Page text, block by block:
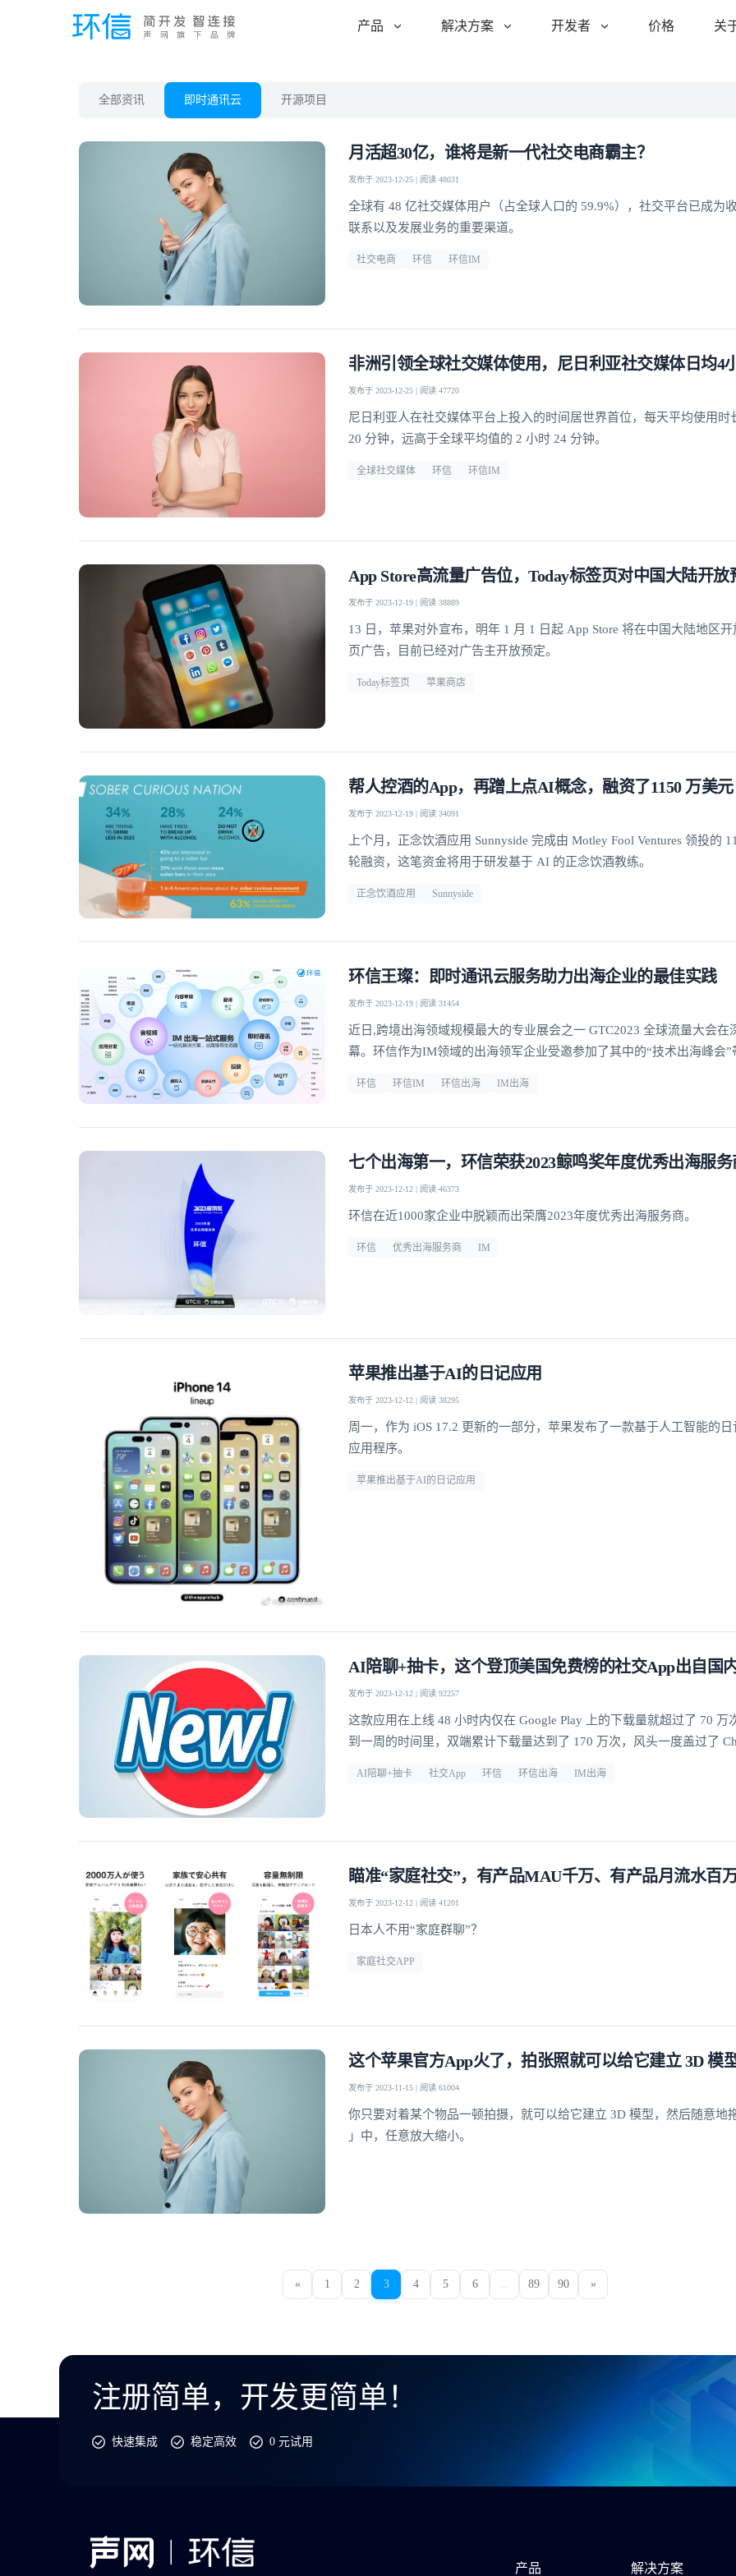
产品 解决方案 开发者 价格 关
全部资讯 即时通讯云 开源项目
月活超30亿，谁将是新一代社交电商霸主？
发布于 2023-12-25 | 阅读 48031
全球有 48 亿社交媒体用户（占全球人口的 59.9%），社交平台已成为
联系以及发展业务的重要渠道。
社交电商 环信 环信IM
非洲引领全球社交媒体使用，尼日利亚社交媒体日均4
发布于 2023-12-25 | 阅读 47720
尼日利亚人在社交媒体平台上投入的时间居世界首位，每天平均使用时
20 分钟，远高于全球平均值的 2 小时 24 分钟。
全球社交媒体 环信 环信IM
App Store高流量广告位，Today标签页对中国大陆开放
发布于 2023-12-19 | 阅读 38889
13 日，苹果对外宣布，明年 1 月 1 日起 App Store 将在中国大陆地区开
页广告，目前已经对广告主开放预定。
Today标签页 苹果商店
帮人控酒的App，再蹭上点AI概念，融资了1150 万美元
发布于 2023-12-19 | 阅读 34091
上个月，正念饮酒应用 Sunnyside 完成由 Motley Fool Ventures 领投的
轮融资，这笔资金将用于研发基于 AI 的正念饮酒教练。
正念饮酒应用 Sunnyside
环信王璨：即时通讯云服务助力出海企业的最佳实践
发布于 2023-12-19 | 阅读 31454
近日,跨境出海领域规模最大的专业展会之一 GTC2023 全球流量大会在
幕。环信作为IM领域的出海领军企业受邀参加了其中的“技术出海峰会”
环信 环信IM 环信出海 IM出海
七个出海第一，环信荣获2023鲸鸣奖年度优秀出海服务
发布于 2023-12-12 | 阅读 46373
环信在近1000家企业中脱颖而出荣膺2023年度优秀出海服务商。
环信 优秀出海服务商 IM
苹果推出基于AI的日记应用
发布于 2023-12-12 | 阅读 38295
周一，作为 iOS 17.2 更新的一部分，苹果发布了一款基于人工智能的日
应用程序。
苹果推出基于AI的日记应用
AI陪聊+抽卡，这个登顶美国免费榜的社交App出自国
发布于 2023-12-12 | 阅读 92257
这款应用在上线 48 小时内仅在 Google Play 上的下载量就超过了 70 万
到一周的时间里，双端累计下载量达到了 170 万次，风头一度盖过了
AI陪聊+抽卡 社交App 环信 环信出海 IM出海
瞄准“家庭社交”，有产品MAU千万、有产品月流水百
发布于 2023-12-12 | 阅读 41201
日本人不用“家庭群聊”？
家庭社交APP
这个苹果官方App火了，拍张照就可以给它建立 3D 模
发布于 2023-11-15 | 阅读 61004
你只要对着某个物品一顿拍摄，就可以给它建立 3D 模型，然后随意地
」中，任意放大缩小。
« 1 2 3 4 5 6 89 90 »
注册简单，开发更简单！
快速集成 稳定高效 0 元试用
产品 解决方案
提交
不了，谢谢